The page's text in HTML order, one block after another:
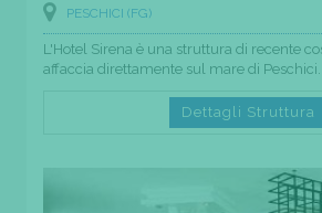
PESCHICI (FG)
L'Hotel Sirena è una struttura di recente
affaccia direttamente sul mare di Peschici.
Dettagli Struttura